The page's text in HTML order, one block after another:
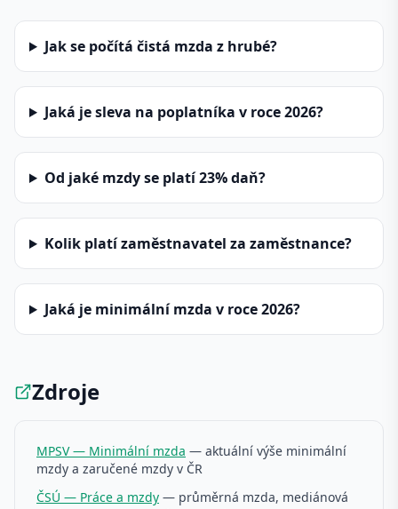
Jak se počítá čistá mzda z hrubé?
Jaká je sleva na poplatníka v roce 2026?
Od jaké mzdy se platí 23% daň?
Kolik platí zaměstnavatel za zaměstnance?
Jaká je minimální mzda v roce 2026?
Zdroje
MPSV — Minimální mzda — aktuální výše minimální
mzdy a zaručené mzdy v ČR
ČSÚ — Práce a mzdy — průměrná mzda, mediánová